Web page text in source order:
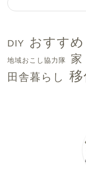
DIY おすすめ
地域おこし協力隊 家
田舎暮らし 移